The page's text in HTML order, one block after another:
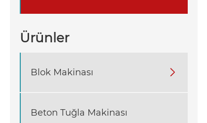
Ürünler
Blok Makinası 
Beton Tuğla Makinası